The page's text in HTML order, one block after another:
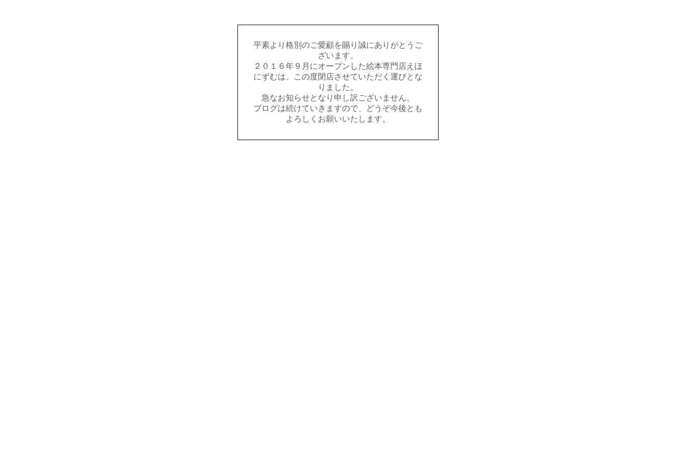
平素より格別のご愛顧を賜り誠にありがとうご
ざいます。
２０１６年９月にオープンした絵本専門店えほ
にずむは、この度閉店させていただく運びとな
りました。
急なお知らせとなり申し訳ございません。
ブログは続けていきますので、どうぞ今後とも
よろしくお願いいたします。